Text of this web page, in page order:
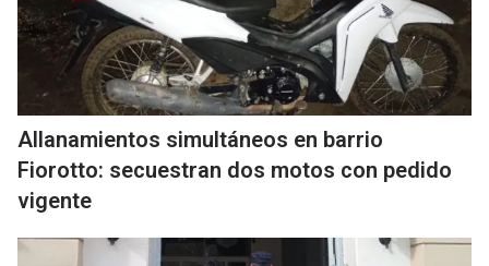
Allanamientos simultáneos en barrio
Fiorotto: secuestran dos motos con pedido
vigente